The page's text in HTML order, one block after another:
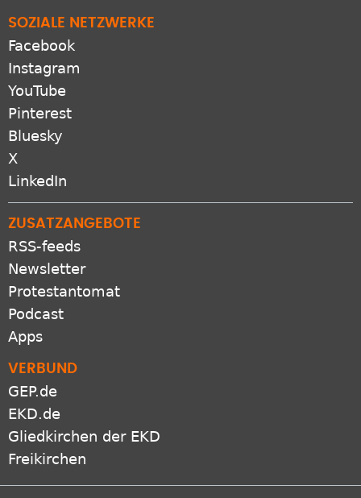
Facebook
Instagram
YouTube
Pinterest
Bluesky
X
LinkedIn
RSS-feeds
Newsletter
Protestantomat
Podcast
Apps
GEP.de
EKD.de
Gliedkirchen der EKD
Freikirchen